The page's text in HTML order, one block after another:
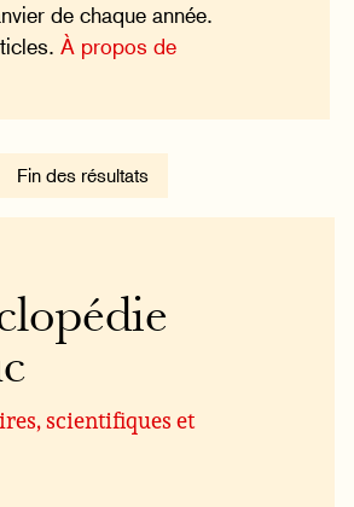
de chaque année.
À propos de
Fin des résultats
scientifiques et